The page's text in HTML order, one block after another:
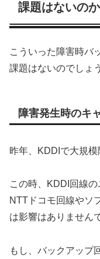
課題はないの
こういった障害時バ
課題はないのでしょ
障害発生時のキ
昨年、KDDIで大規模
この時、KDDI回線の
NTTドコモ回線やソ
は影響はありません
もし、バックアップ